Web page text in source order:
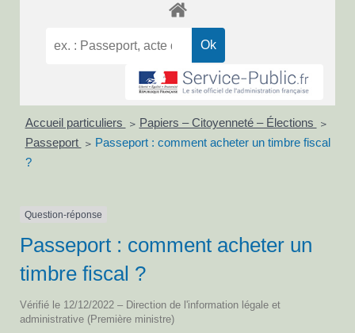
Accueil particuliers > Papiers – Citoyenneté – Élections >
Passeport > Passeport : comment acheter un timbre fiscal
?
Question-réponse
Passeport : comment acheter un
timbre fiscal ?
Vérifié le 12/12/2022 – Direction de l'information légale et
administrative (Première ministre)